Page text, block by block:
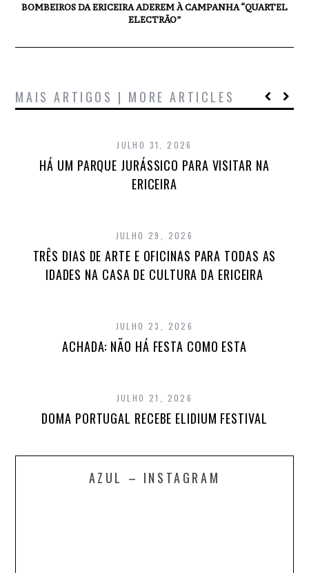
BOMBEIROS DA ERICEIRA ADEREM À CAMPANHA “QUARTEL
ELECTRÃO”
MAIS ARTIGOS | MORE ARTICLES
JULHO 31, 2026
HÁ UM PARQUE JURÁSSICO PARA VISITAR NA
ERICEIRA
JULHO 29, 2026
TRÊS DIAS DE ARTE E OFICINAS PARA TODAS AS
IDADES NA CASA DE CULTURA DA ERICEIRA
JULHO 23, 2026
ACHADA: NÃO HÁ FESTA COMO ESTA
JULHO 21, 2026
DOMA PORTUGAL RECEBE ELIDIUM FESTIVAL
AZUL – INSTAGRAM